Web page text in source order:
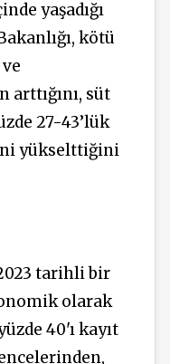
yaşadığı
kötü
arttığını, süt
27-43’lük
yükselttiğini
tarihli bir
olarak
40'ı kayıt